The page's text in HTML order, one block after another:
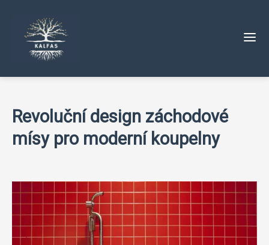
Revoluční design záchodové
mísy pro moderní koupelny